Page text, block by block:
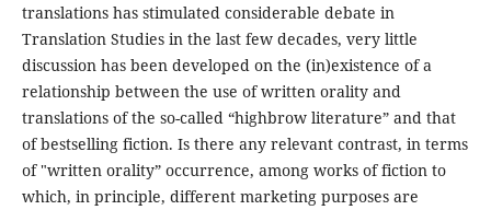
translations has stimulated considerable debate in
Translation Studies in the last few decades, very little
discussion has been developed on the (in)existence of a
relationship between the use of written orality and
translations of the so-called “highbrow literature” and that
of bestselling fiction. Is there any relevant contrast, in terms
of "written orality” occurrence, among works of fiction to
which, in principle, different marketing purposes are